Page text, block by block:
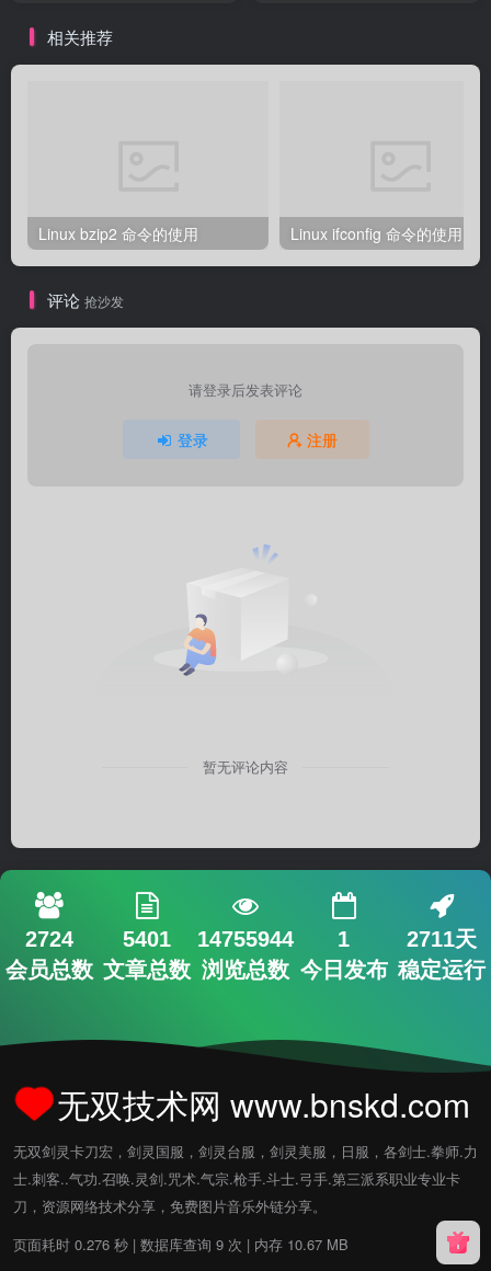
相关推荐
Linux bzip2 命令的使用 Linux ifconfig 命令的使用
评论 抢沙发
请登录后发表评论
登录 注册
暂无评论内容
2724
会员总数
5401
文章总数
14755944
浏览总数
1
今日发布
2711天
稳定运行
无双技术网 www.bnskd.com
无双剑灵卡刀宏，剑灵国服，剑灵台服，剑灵美服，日服，各剑士.拳师.力
士.刺客..气功.召唤.灵剑.咒术.气宗.枪手.斗士.弓手.第三派系职业专业卡
刀，资源网络技术分享，免费图片音乐外链分享。
页面耗时 0.276 秒 | 数据库查询 9 次 | 内存 10.67 MB